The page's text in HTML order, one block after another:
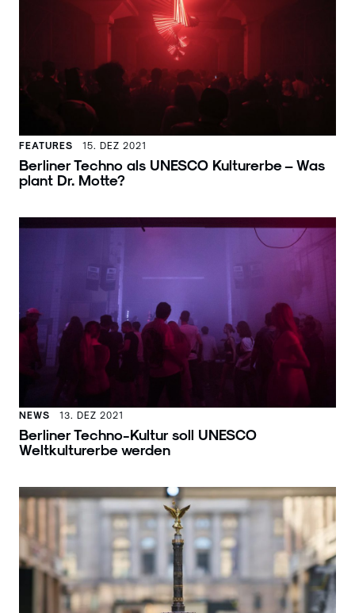
FEATURES 15. DEZ 2021
Berliner Techno als UNESCO Kulturerbe – Was
plant Dr. Motte?
NEWS 13. DEZ 2021
Berliner Techno-Kultur soll UNESCO
Weltkulturerbe werden